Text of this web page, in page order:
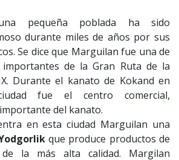
pequeña poblada ha sido
durante miles de años por sus
Se dice que Marguilan fue una de
importantes de la Gran Ruta de la
Durante el kanato de Kokand en
fue el centro comercial,
del kanato.
en esta ciudad Marguilan una
que produce productos de
de la más alta calidad. Margilan